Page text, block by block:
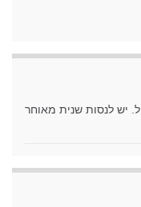
יש לנסות שנית מאוחר